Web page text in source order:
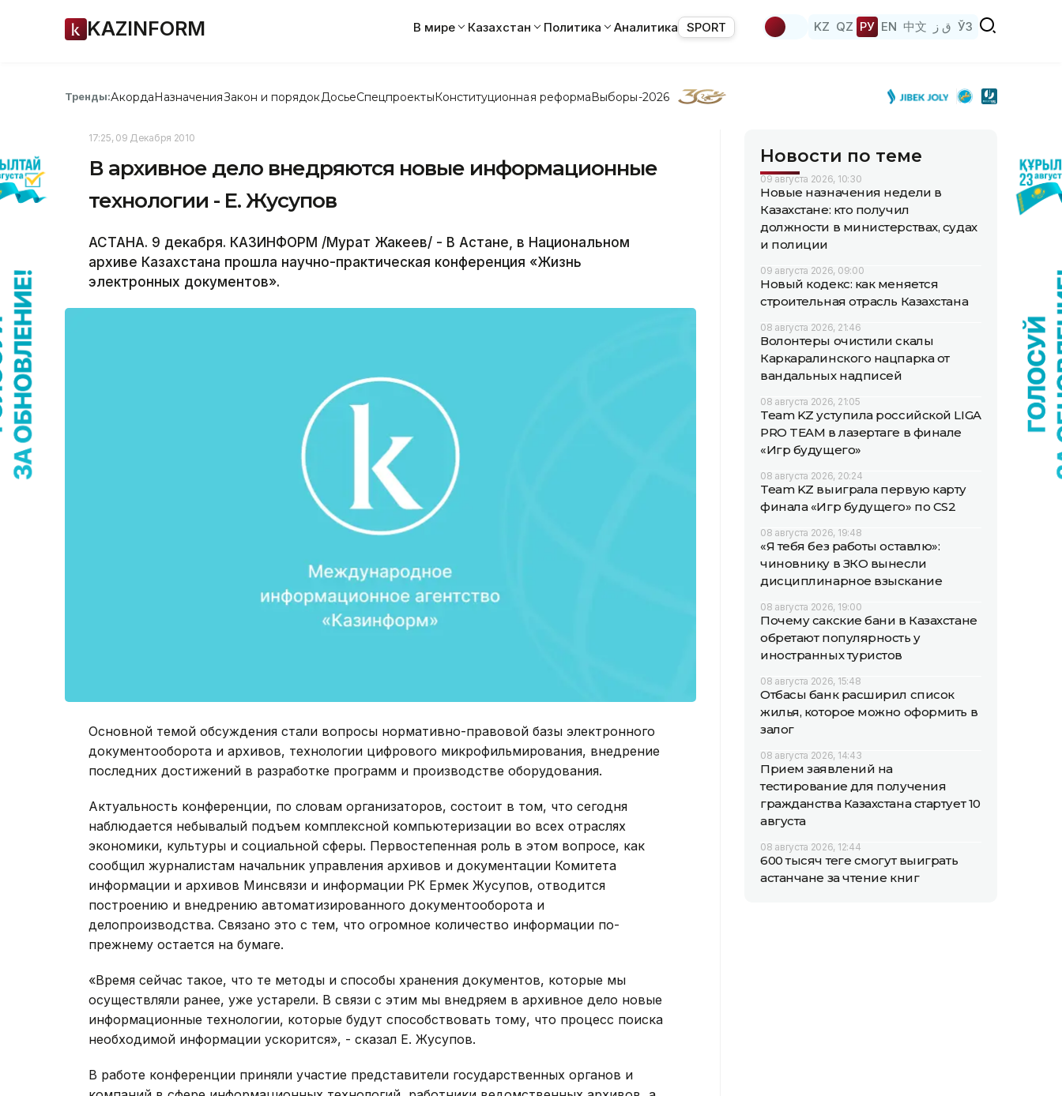
KAZINFORM В мире Казахстан Политика Аналитика SPORT KZ QZ РУ EN 中文 ق ز ЎЗ
Тренды:АкордаНазначенияЗакон и порядок ДосьеСпецпроектыКонституционная реформаВыборы-2026
17:25, 09 Декабря 2010
В архивное дело внедряются новые информационные
технологии - Е. Жусупов
АСТАНА. 9 декабря. КАЗИНФОРМ /Мурат Жакеев/ - В Астане, в Национальном
архиве Казахстана прошла научно-практическая конференция «Жизнь
электронных документов».
Основной темой обсуждения стали вопросы нормативно-правовой базы электронного
документооборота и архивов, технологии цифрового микрофильмирования, внедрение
последних достижений в разработке программ и производстве оборудования.
Актуальность конференции, по словам организаторов, состоит в том, что сегодня
наблюдается небывалый подъем комплексной компьютеризации во всех отраслях
экономики, культуры и социальной сферы. Первостепенная роль в этом вопросе, как
сообщил журналистам начальник управления архивов и документации Комитета
информации и архивов Минсвязи и информации РК Ермек Жусупов, отводится
построению и внедрению автоматизированного документооборота и
делопроизводства. Связано это с тем, что огромное количество информации по-
прежнему остается на бумаге.
«Время сейчас такое, что те методы и способы хранения документов, которые мы
осуществляли ранее, уже устарели. В связи с этим мы внедряем в архивное дело новые
информационные технологии, которые будут способствовать тому, что процесс поиска
необходимой информации ускорится», - сказал Е. Жусупов.
В работе конференции приняли участие представители государственных органов и
Новости по теме
09 августа 2026, 10:30
Новые назначения недели в
Казахстане: кто получил
должности в министерствах, судах
и полиции
09 августа 2026, 09:00
Новый кодекс: как меняется
строительная отрасль Казахстана
08 августа 2026, 21:46
Волонтеры очистили скалы
Каркаралинского нацпарка от
вандальных надписей
08 августа 2026, 21:05
Team KZ уступила российской LIGA
PRO TEAM в лазертаге в финале
«Игр будущего»
08 августа 2026, 20:24
Team KZ выиграла первую карту
финала «Игр будущего» по CS2
08 августа 2026, 19:48
«Я тебя без работы оставлю»:
чиновнику в ЗКО вынесли
дисциплинарное взыскание
08 августа 2026, 19:00
Почему сакские бани в Казахстане
обретают популярность у
иностранных туристов
08 августа 2026, 15:48
Отбасы банк расширил список
жилья, которое можно оформить в
залог
08 августа 2026, 14:43
Прием заявлений на
тестирование для получения
гражданства Казахстана стартует 10
августа
08 августа 2026, 12:44
600 тысяч теңге смогут выиграть
астанчане за чтение книг